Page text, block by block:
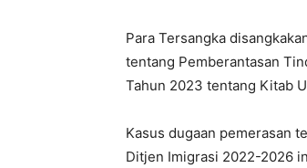
Para Tersangka
tentang Pemberantasan
Tahun 2023 tentang Kitab
Kasus dugaan pemerasan
Ditjen Imigrasi 2022-2026